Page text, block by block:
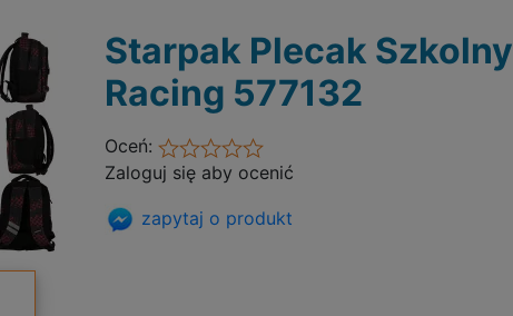
Starpak Plecak Szkolny
Racing 577132
Oceń:
Zaloguj się aby ocenić
zapytaj o produkt